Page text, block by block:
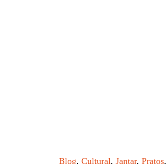
Blog, Cultural, Jantar, Pratos,